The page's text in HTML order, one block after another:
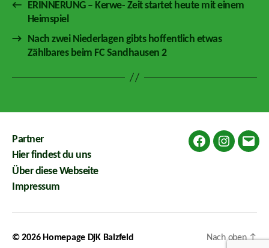
←
ERINNERUNG – Kerwe- Zeit startet heute mit einem
Heimspiel
→
Nach zwei Niederlagen gibts hoffentlich etwas
Zählbares beim FC Sandhausen 2
Partner
Hier findest du uns
Über diese Webseite
Impressum
FacebookInstagram
E-
© 2026 Homepage DjK Balzfeld Nach oben↑